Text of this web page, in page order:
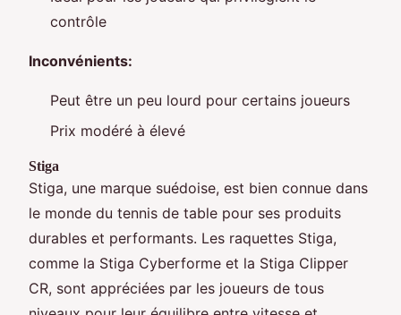
contrôle
Inconvénients:
Peut être un peu lourd pour certains joueurs
Prix modéré à élevé
Stiga
Stiga, une marque suédoise, est bien connue dans
le monde du tennis de table pour ses produits
durables et performants. Les raquettes Stiga,
comme la Stiga Cyberforme et la Stiga Clipper
CR, sont appréciées par les joueurs de tous